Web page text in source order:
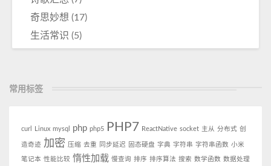
奇思妙想 (17)
生活常识 (5)
常用标签
curl Linux mysql php php5 PHP7 ReactNative socket 主从 分布式 创
造奇迹 加密 压缩 去重 同步延迟 固态硬盘 字典 字符串 字符串函数 小米
笔记本 性能比较 惰性加载 慢查询 排序 排序算法 搜索 数学函数 数据处理